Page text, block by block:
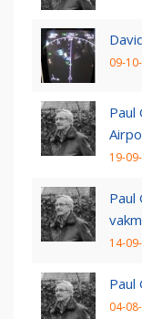
09-
Paul
19-
Paul
14-
Paul
04-